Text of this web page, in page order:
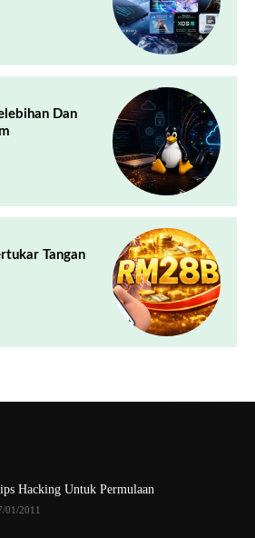
Dan
Tangan
Hacking Untuk Permulaan
01/2011